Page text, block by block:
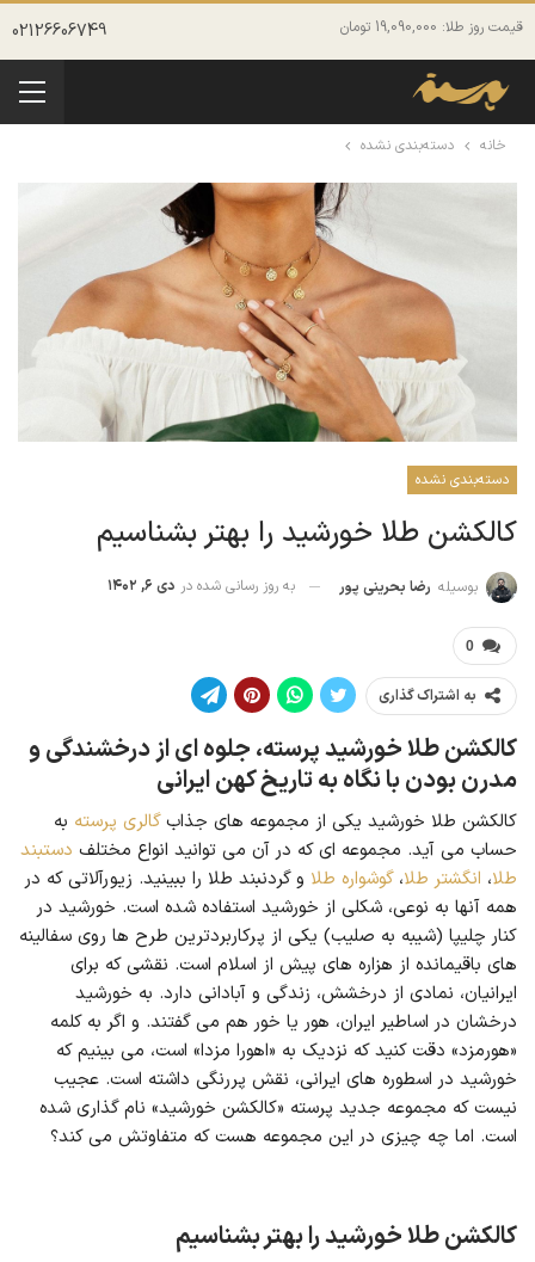
قیمت روز طلا: 19,090,000 تومان 02126606749
خانه دسته‌بندی نشده
دسته‌بندی نشده
کالکشن طلا خورشید را بهتر بشناسیم
بوسیله رضا بحرینی پور به روز رسانی شده در دی ۶, ۱۴۰۲
0
به اشتراک گذاری
کالکشن طلا خورشید پرسته، جلوه ای از درخشندگی و
مدرن بودن با نگاه به تاریخ کهن ایرانی
کالکشن طلا خورشید یکی از مجموعه های جذابگالری پرسته به
حساب می آید. مجموعه ای که در آن می توانید انواع مختلف دستبند
طلا، انگشتر طلا، گوشواره طلا و گردنبند طلا را ببینید. زیورآلاتی که در
همه آنها به نوعی، شکلی از خورشید استفاده شده است. خورشید در
کنار چلیپا (شیبه به صلیب) یکی از پرکاربردترین طرح ها روی سفالینه
های باقیمانده از هزاره های پیش از اسلام است. نقشی که برای
ایرانیان، نمادی از درخشش، زندگی و آبادانی دارد. به خورشید
درخشان در اساطیر ایران، هور یا خور هم می گفتند. و اگر به کلمه
«هورمزد» دقت کنید که نزدیک به «اهورا مزدا» است، می بینیم که
خورشید در اسطوره های ایرانی، نقش پررنگی داشته است. عجیب
نیست که مجموعه جدید پرسته «کالکشن خورشید» نام گذاری شده
است. اما چه چیزی در این مجموعه هست که متفاوتش می کند؟
کالکشن طلا خورشید را بهتر بشناسیم